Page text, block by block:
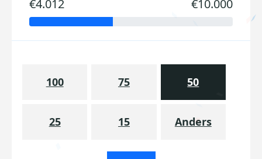
€4.012 €10.000
100 75 50
25 15 Anders